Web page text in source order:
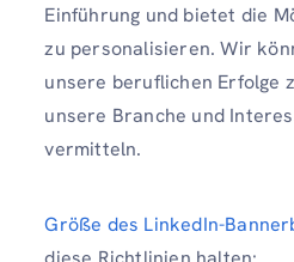
Einführung und bietet die
zu personalisieren. Wir
unsere beruflichen Erfolge
unsere Branche und
vermitteln.
Größe des LinkedIn-